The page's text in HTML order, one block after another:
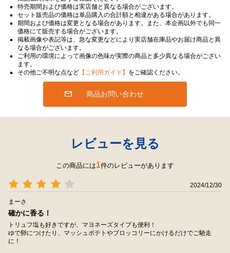
特売期間および価格は実店舗と異なる場合がございます。
セット販売品の価格は単品購入の合計額と相違がある場合があります。
期間および価格は変更となる場合があります。また、本企画以外でも同一
価格にて販売する場合がございます。
掲載画像や表記等は、急な変更などにより実店舗在庫品やお届け商品と異
なる場合がございます。
ご利用の環境によって画像の色味が実際の商品と多少異なる場合がござい
ます。
その他ご不明な点など 【ご利用ガイド】 をご確認ください。
商品お問い合わせ
レビューを見る
この商品には1件のレビューがあります
2024/12/30
まーさ
確かに香る！
トリュフ塩も好きですが、マヨネーズタイプも便利！
ゆで卵につけたり、マッシュポテトやブロッコリーにかけるだけでご馳走
に！